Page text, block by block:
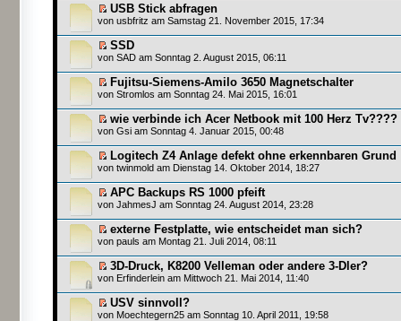
USB Stick abfragen
von usbfritz am Samstag 21. November 2015, 17:34
SSD
von SAD am Sonntag 2. August 2015, 06:11
Fujitsu-Siemens-Amilo 3650 Magnetschalter
von Stromlos am Sonntag 24. Mai 2015, 16:01
wie verbinde ich Acer Netbook mit 100 Herz Tv????
von Gsi am Sonntag 4. Januar 2015, 00:48
Logitech Z4 Anlage defekt ohne erkennbaren Grund
von twinmold am Dienstag 14. Oktober 2014, 18:27
APC Backups RS 1000 pfeift
von JahmesJ am Sonntag 24. August 2014, 23:28
externe Festplatte, wie entscheidet man sich?
von pauls am Montag 21. Juli 2014, 08:11
3D-Druck, K8200 Velleman oder andere 3-Dler?
von Erfinderlein am Mittwoch 21. Mai 2014, 11:40
USV sinnvoll?
von Moechtegern25 am Sonntag 10. April 2011, 19:58